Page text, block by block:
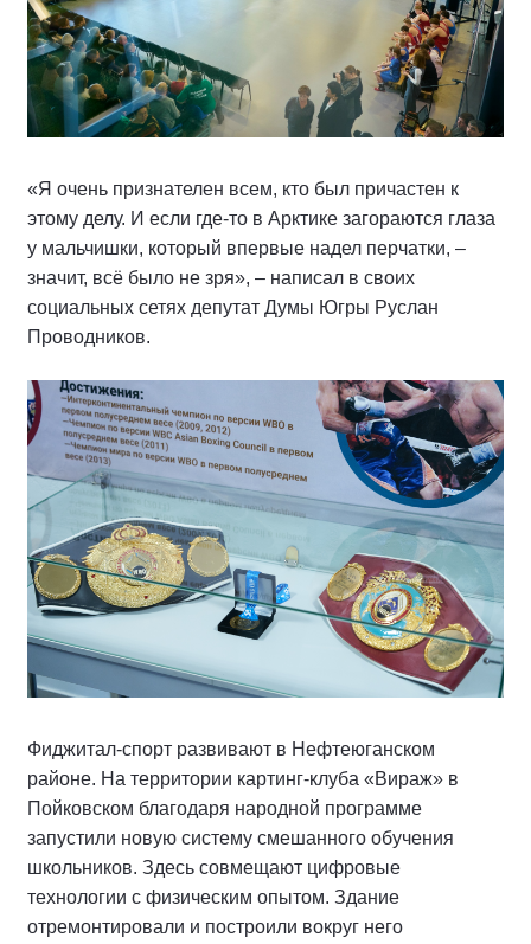
«Я очень признателен всем, кто был причастен к
этому делу. И если где-то в Арктике загораются глаза
у мальчишки, который впервые надел перчатки, –
значит, всё было не зря», – написал в своих
социальных сетях депутат Думы Югры Руслан
Проводников.
Фиджитал-спорт развивают в Нефтеюганском
районе. На территории картинг-клуба «Вираж» в
Пойковском благодаря народной программе
запустили новую систему смешанного обучения
школьников. Здесь совмещают цифровые
технологии с физическим опытом. Здание
отремонтировали и построили вокруг него